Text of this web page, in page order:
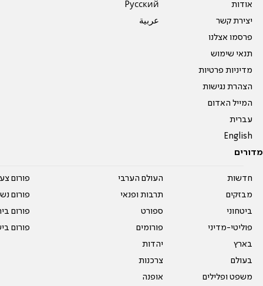
אודות
יצירת קשר
פרסמו אצלנו
תנאי שימוש
מדיניות פרטיות
הצהרת נגישות
המייל האדום
עברית
English
Pусский
عربية
מדורים
חדשות
מבזקים
ביטחוני
פוליטי-מדיני
בארץ
בעולם
משפט ופלילים
העולם הערבי
תרבות ופנאי
ספורט
פורומים
יהדות
צרכנות
אופנה
פורום
פורום
פורום
פורום